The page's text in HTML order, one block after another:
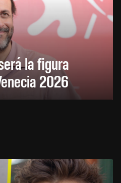
la figura
2026